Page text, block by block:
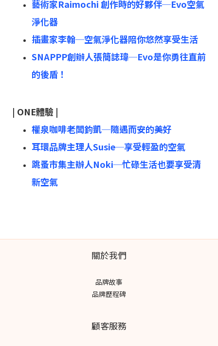
藝術家Raimochi 創作時的好夥伴─Evo空氣
淨化器
插畫家李翰─空氣淨化器陪你悠然享受生活
SNAPPP創辦人張簡誌瑋─Evo是你勇往直前
的後盾！
| ONE體驗 |
權泉咖啡老闆鈞凱─隨遇而安的美好
耳環品牌主理人Susie─享受輕盈的空氣
跳蚤市集主辦⼈Noki─忙碌生活也要享受清
新空氣​
關於我們
品牌故事
品牌歷程碑
顧客服務